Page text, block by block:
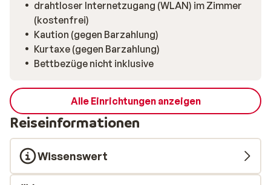
drahtloser Internetzugang (WLAN) im Zimmer
(kostenfrei)
Kaution (gegen Barzahlung)
Kurtaxe (gegen Barzahlung)
Bettbezüge nicht inklusive
Alle Einrichtungen anzeigen
Reiseinformationen
Wissenswert